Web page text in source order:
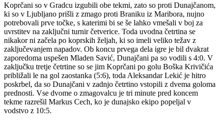
Koprčani so v Gradcu izgubili obe tekmi, zato so proti Dunajčanom,
ki so v Ljubljano prišli z zmago proti Braniku iz Maribora, nujno
potrebovali prve točke, s katerimi bi se še lahko vmešali v boj za
uvrstitev na zaključni turnir četverice. Toda uvodna četrtina se
nikakor ni začela po koprskih željah, ki so imeli veliko težav z
zaključevanjem napadov. Ob koncu prvega dela igre je bil dvakrat
zaporedoma uspešen Mladen Savić, Dunajčani pa so vodili s 4:0. V
zaključku tretje četrtine so se jim Koprčani po golu Boška Krivičića
približali le na gol zaostanka (5:6), toda Aleksandar Lekić je hitro
poskrbel, da so Dunajčani v zadnjo četrtino vstopili z dvema goloma
prednosti. Vse dvome o zmagovalcu je tri minute pred koncem
tekme razrešil Markus Cech, ko je dunajsko ekipo popeljal v
vodstvo z 10:5.